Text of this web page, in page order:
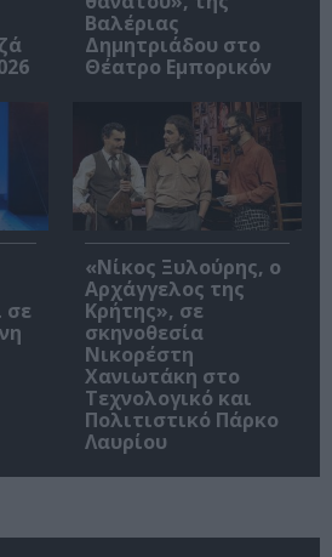
Βαλέριας
Δημητριάδου στο
Θέατρο Εμπορικόν
σε
«Νίκος Ξυλούρης, ο
Αρχάγγελος της
Κρήτης», σε
σκηνοθεσία
Νικορέστη
Χανιωτάκη στο
Τεχνολογικό και
Πολιτιστικό Πάρκο
Λαυρίου